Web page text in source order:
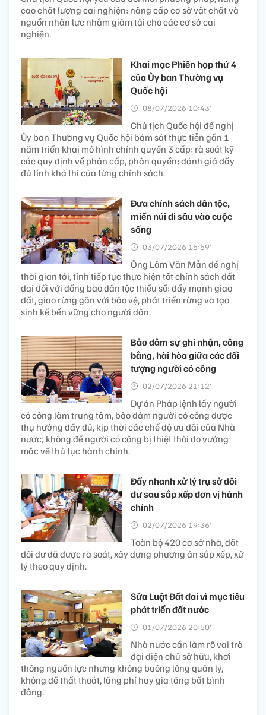
cao chất lượng cai nghiện; nâng cấp cơ sở vật chất và
nguồn nhân lực nhằm giảm tải cho các cơ sở cai
nghiện.
Khai mạc Phiên họp thứ 4
của Ủy ban Thường vụ
Quốc hội
08/07/2026 10:43’
Chủ tịch Quốc hội đề nghị
Ủy ban Thường vụ Quốc hội bám sát thực tiễn gần 1
năm triển khai mô hình chính quyền 3 cấp; rà soát kỹ
các quy định về phân cấp, phân quyền; đánh giá đầy
đủ tính khả thi của từng chính sách.
Đưa chính sách dân tộc,
miền núi đi sâu vào cuộc
sống
03/07/2026 15:59’
Ông Lâm Văn Mẫn đề nghị
thời gian tới, tỉnh tiếp tục thực hiện tốt chính sách đất
đai đối với đồng bào dân tộc thiểu số; đẩy mạnh giao
đất, giao rừng gắn với bảo vệ, phát triển rừng và tạo
sinh kế bền vững cho người dân.
Bảo đảm sự ghi nhận, công
bằng, hài hòa giữa các đối
tượng người có công
02/07/2026 21:12’
Dự án Pháp lệnh lấy người
có công làm trung tâm, bảo đảm người có công được
thụ hưởng đầy đủ, kịp thời các chế độ ưu đãi của Nhà
nước; không để người có công bị thiệt thòi do vướng
mắc về thủ tục hành chính.
Đẩy nhanh xử lý trụ sở dôi
dư sau sắp xếp đơn vị hành
chính
02/07/2026 19:36’
Toàn bộ 420 cơ sở nhà, đất
dôi dư đã được rà soát, xây dựng phương án sắp xếp, xử
lý theo quy định.
Sửa Luật Đất đai vì mục tiêu
phát triển đất nước
01/07/2026 20:50’
Nhà nước cần làm rõ vai trò
đại diện chủ sở hữu, khơi
thông nguồn lực nhưng không buông lỏng quản lý,
không để thất thoát, lãng phí hay gia tăng bất bình
đẳng.